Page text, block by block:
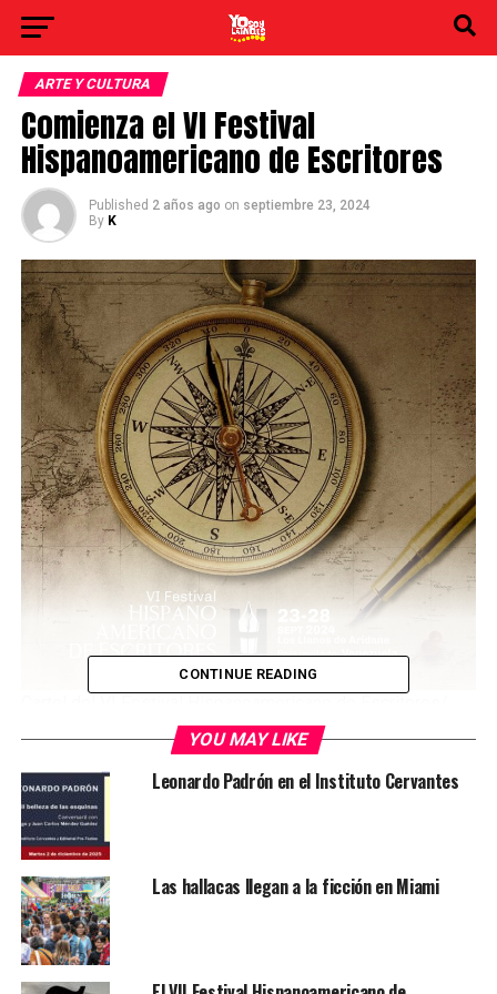
ARTE Y CULTURA
Comienza el VI Festival
Hispanoamericano de Escritores
Published 2 años ago on septiembre 23, 2024
By K
El VI Festival Hispanoamericano de Escritores rinde
homenaje a Jerónimo Saavedra en su inauguración
Los Llanos de Aridane, 22 de septiembre de 2024 – Este
lunes 23 de septiembre da comienzo la sexta edición del
Festival Hispanoamericano de Escritores (FHE), con
Venezuela como país invitado, en un acto de bienvenida
a los escritores foráneos, y de homenaje al primer
presidente de la Orden Galdosiana de la isla de La Palma,
CONTINUE READING
YOU MAY LIKE
Leonardo Padrón en el Instituto Cervantes
Las hallacas llegan a la ficción en Miami